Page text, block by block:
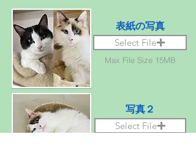
表紙の写真
Select File
Max File Size 15MB
写真２
Select File